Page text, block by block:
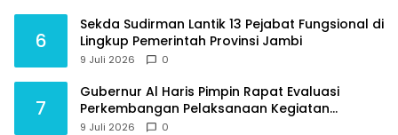
6
Sekda Sudirman Lantik 13 Pejabat Fungsional di
Lingkup Pemerintah Provinsi Jambi
9 Juli 2026 0
7
Gubernur Al Haris Pimpin Rapat Evaluasi
Perkembangan Pelaksanaan Kegiatan
Pembangunan Triwulan II TA 2026
9 Juli 2026 0